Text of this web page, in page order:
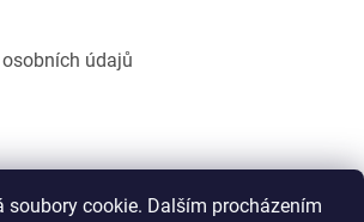
soubory cookie. Dalším procházením
údajů